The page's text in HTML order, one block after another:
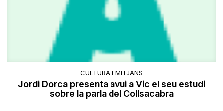
CULTURA I MITJANS
Jordi Dorca presenta avui a Vic el seu estudi
sobre la parla del Collsacabra